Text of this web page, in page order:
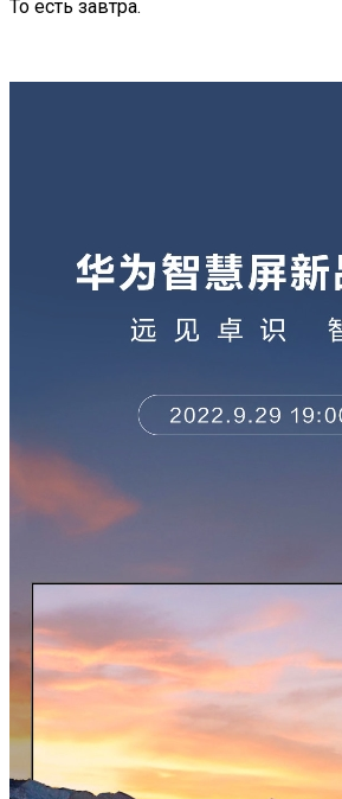
То есть завтра.